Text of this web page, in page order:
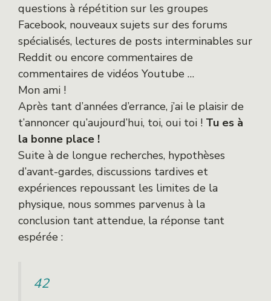
questions à répétition sur les groupes
Facebook, nouveaux sujets sur des forums
spécialisés, lectures de posts interminables sur
Reddit ou encore commentaires de
commentaires de vidéos Youtube …
Mon ami !
Après tant d’années d’errance, j’ai le plaisir de
t’annoncer qu’aujourd’hui, toi, oui toi ! Tu es à
la bonne place !
Suite à de longue recherches, hypothèses
d’avant-gardes, discussions tardives et
expériences repoussant les limites de la
physique, nous sommes parvenus à la
conclusion tant attendue, la réponse tant
espérée :
42